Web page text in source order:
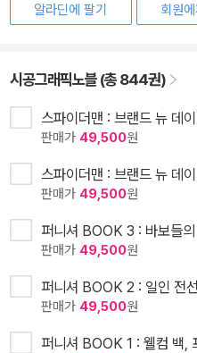
알라딘에 팔기
회원에
시공그래픽노블 (총 844권)
스파이더맨 : 브랜드 뉴 데
판매가 49,500원
스파이더맨 : 브랜드 뉴 데
판매가 49,500원
퍼니셔 BOOK 3 : 바보들
판매가 49,500원
퍼니셔 BOOK 2 : 일인 전선
판매가 49,500원
퍼니셔 BOOK 1 : 웰컴 백,